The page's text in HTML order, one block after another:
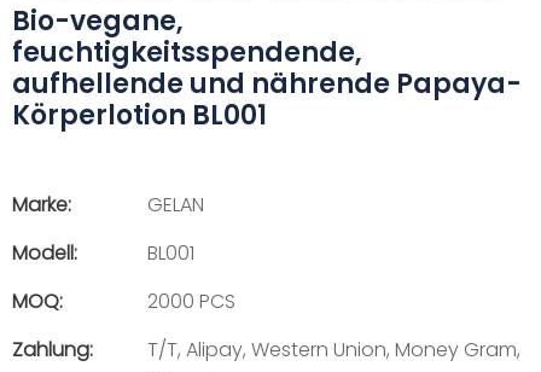
Bio-vegane,
feuchtigkeitsspendende,
aufhellende und nährende Papaya-
Körperlotion BL001
Marke:
GELAN
Modell:
BL001
MOQ:
2000 PCS
Zahlung:
T/T, Alipay, Western Union, Money Gram,